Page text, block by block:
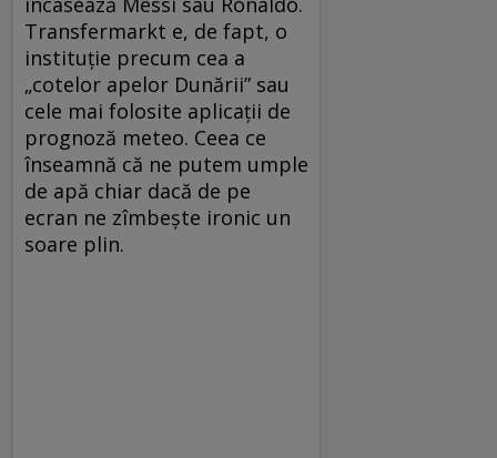
Transfermarkt e, de fapt, o
instituţie precum cea a
„cotelor apelor Dunării” sau
cele mai folosite aplicaţii de
prognoză meteo. Ceea ce
înseamnă că ne putem umple
de apă chiar dacă de pe
ecran ne zîmbeşte ironic un
soare plin.